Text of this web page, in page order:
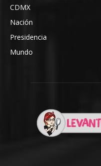
CDMX
Nación
Presidencia
Mundo